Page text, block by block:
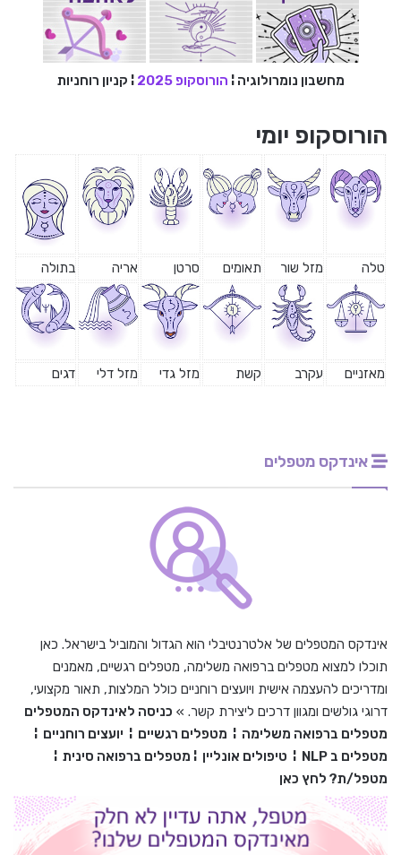
מחשבון נומרולוגיה ¦ הורוסקופ 2025 ¦ קניון רוחניות
הורוסקופ יומי
טלה מזל שור תאומים סרטן אריה בתולה
מאזניים עקרב קשת מזל גדי מזל דלי דגים
אינדקס מטפלים
אינדקס המטפלים של אלטרנטיבלי הוא הגדול והמוביל בישראל. כאן
תוכלו למצוא מטפלים ברפואה משלימה, מטפלים רגשיים, מאמנים
ומדריכים להעצמה אישית ויועצים רוחניים כולל המלצות, תאור מקצועי,
דרוגי גולשים ומגוון דרכים ליצירת קשר. » כניסה לאינדקס המטפלים
מטפלים ברפואה משלימה ¦ מטפלים רגשיים ¦ יועצים רוחניים ¦
מטפלים ב NLP
¦ טיפולים אונליין ¦ מטפלים ברפואה סינית ¦
מטפל/ת? לחץ כאן